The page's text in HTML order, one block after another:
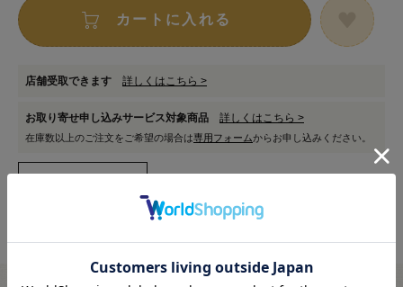
カートに入れる
店舗受取できます 詳しくはこちら >
お取り寄せ申し込みサービス対象商品 詳しくはこちら >
在庫数以上のご注文をご希望の場合は専用フォームからお申し込みください。